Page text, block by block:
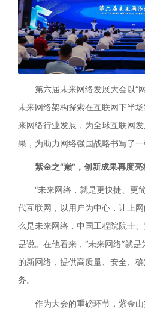
第六届未来网络发展大会以“
未来网络架构探索在互联网下半
来网络行业发展，为全球互联网
果，为助力网络强国战略书写了一
紫金之“巅”，创新成果再度亮
“未来网络，就是更快捷、更
代互联网，以用户为中心，让上
么是未来网络，中国工程院院士
是说。在他看来，“未来网络”就
的新网络，提供高质量、安全、
务。
作为大会的重磅环节，紫金